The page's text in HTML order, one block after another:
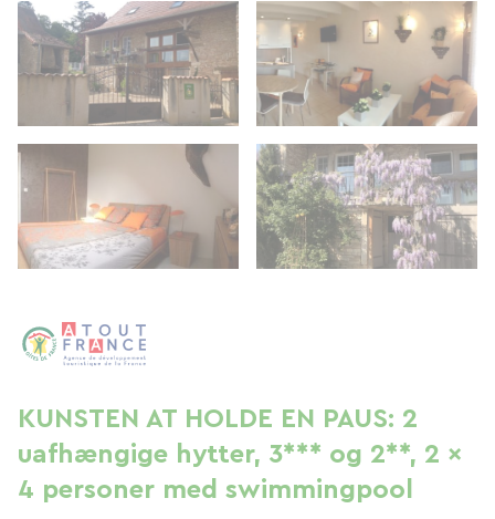
KUNSTEN AT HOLDE EN PAUS: 2
uafhængige hytter, 3*** og 2**, 2 x
4 personer med swimmingpool